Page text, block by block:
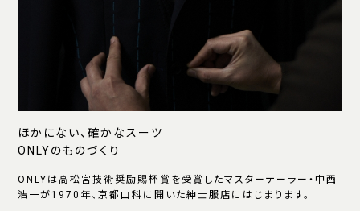
ほかにない、確かなスーツ
ONLYのものづくり
ONLYは高松宮技術奨励賜杯賞を受賞したマスターテーラー・中西
浩一が1970年、京都山科に開いた紳士服店にはじまります。